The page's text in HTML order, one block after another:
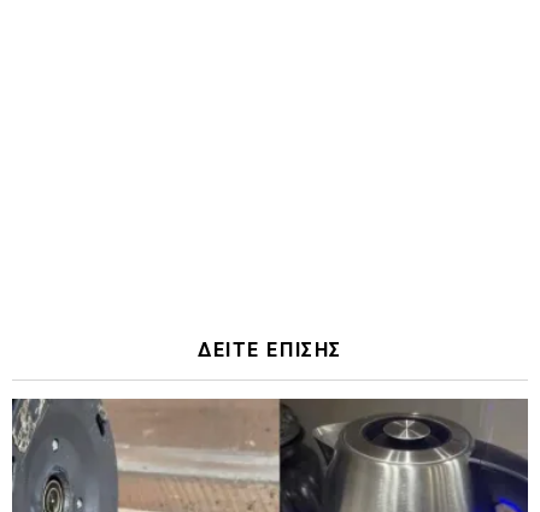
ΔΕΙΤΕ ΕΠΙΣΗΣ